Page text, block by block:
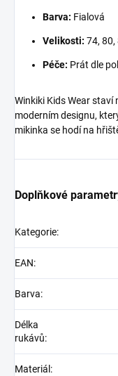
Barva: Fialová
Velikosti: 74, 80,
Péče: Prát dle
Winkiki Kids Wear staví
moderním designu,
mikinka se hodí na
Doplňkové
Kategorie:
EAN:
Barva:
Délka
rukávů:
Materiál :